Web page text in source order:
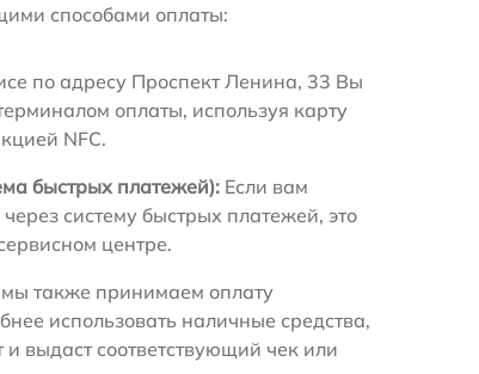
способами оплаты:
по адресу Проспект Ленина, 33 Вы
оплаты, используя карту
NFC.
быстрых платежей): Если вам
систему быстрых платежей, это
центре.
также принимаем оплату
использовать наличные средства,
выдаст соответствующий чек или